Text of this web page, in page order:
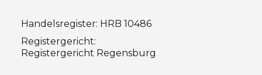
Handelsregister: HRB 10486
Registergericht:
Registergericht Regensburg